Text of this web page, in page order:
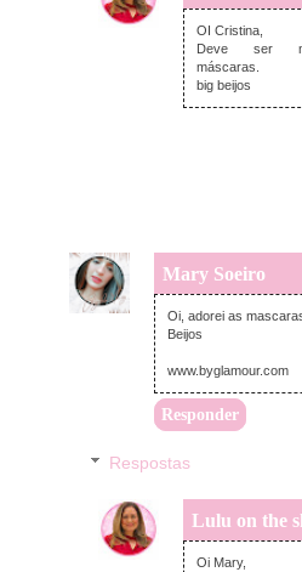
OI Cristina,
Deve ser
máscaras.
big beijos
Mary Soeiro
Oi, adorei as
Beijos
www.byglamour.com
Responder
Respostas
Lulu on the
Oi Mary,